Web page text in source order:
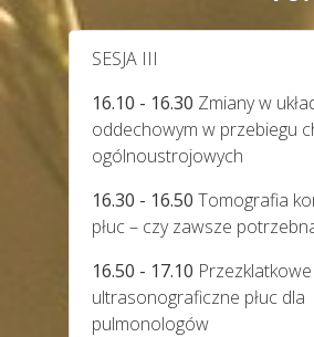
SESJA III
16.10 - 16.30 Zmiany w
oddechowym w przebiegu
ogólnoustrojowych
16.30 - 16.50 Tomografia
płuc – czy zawsze
16.50 - 17.10
ultrasonograficzne płuc dla
pulmonologów